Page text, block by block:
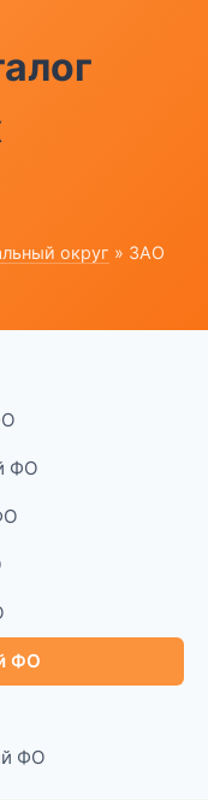
округ » ЗАО
ФО
ФО
ФО